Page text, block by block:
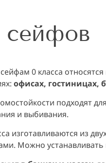
сейфов
0 класса
офисах, гостиницах,
подходят
и выбивания.
изготавливаются из
Можно устанавливать